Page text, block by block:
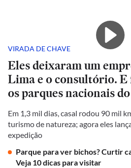
VIRADA DE CHAVE
Eles deixaram um
Lima e o consultório.
os parques nacionais
Em 1,3 mil dias, casal rodou 90 mil
turismo de natureza; agora eles
expedição
Parque para ver bichos? Curtir
Veja 10 dicas para visitar